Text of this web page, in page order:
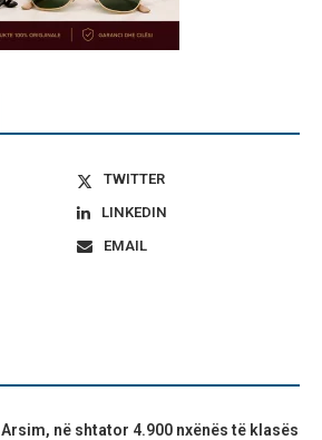
TWITTER
LINKEDIN
EMAIL
Arsim, në shtator 4.900 nxënës të klasës